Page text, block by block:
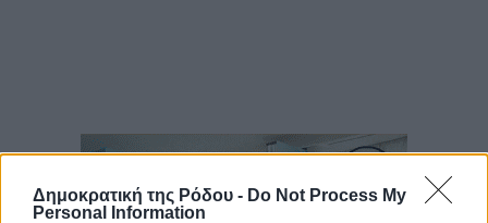
Δημοκρατική της Ρόδου - Do Not Process My
Personal Information